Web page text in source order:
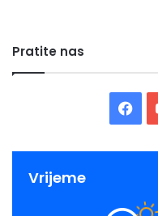
Pratite nas
Vrijeme